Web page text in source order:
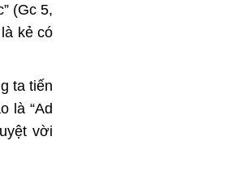
(Gc 5,
kẻ có
ta tiến
là “Ad
vời